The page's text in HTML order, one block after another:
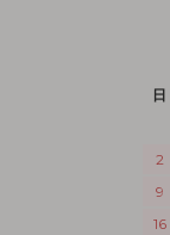
日
2
9
16